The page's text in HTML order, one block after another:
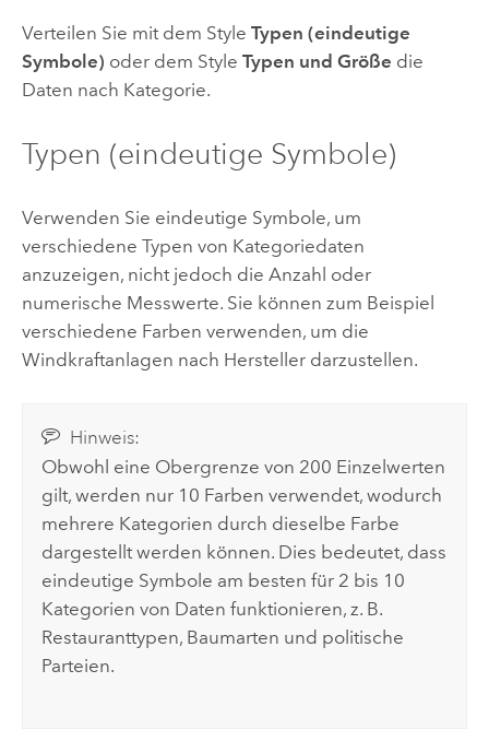
Verteilen Sie mit dem Style Typen (eindeutige
Symbole) oder dem Style Typen und Größe die
Daten nach Kategorie.
Typen (eindeutige Symbole)
Verwenden Sie eindeutige Symbole, um
verschiedene Typen von Kategoriedaten
anzuzeigen, nicht jedoch die Anzahl oder
numerische Messwerte. Sie können zum Beispiel
verschiedene Farben verwenden, um die
Windkraftanlagen nach Hersteller darzustellen.
Hinweis:
Obwohl eine Obergrenze von 200 Einzelwerten
gilt, werden nur 10 Farben verwendet, wodurch
mehrere Kategorien durch dieselbe Farbe
dargestellt werden können. Dies bedeutet, dass
eindeutige Symbole am besten für 2 bis 10
Kategorien von Daten funktionieren, z. B.
Restauranttypen, Baumarten und politische
Parteien.